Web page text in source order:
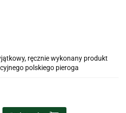
ręcznie wykonany produkt
polskiego pieroga